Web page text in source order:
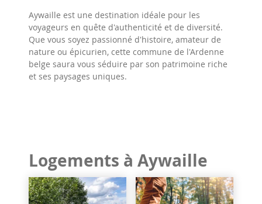
Aywaille est une destination idéale pour les
voyageurs en quête d'authenticité et de diversité.
Que vous soyez passionné d'histoire, amateur de
nature ou épicurien, cette commune de l'Ardenne
belge saura vous séduire par son patrimoine riche
et ses paysages uniques.
Logements à Aywaille